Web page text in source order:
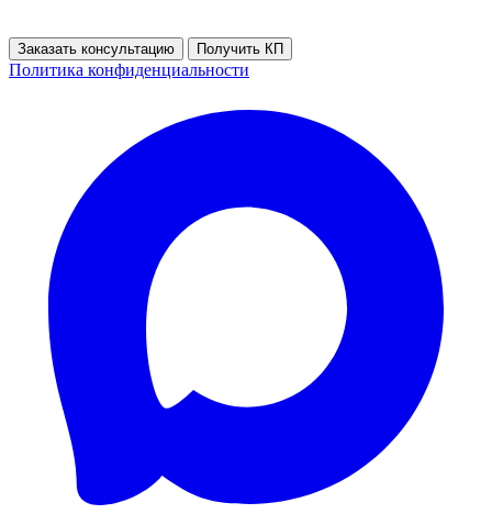
Заказать консультацию Получить КП
Политика конфиденциальности